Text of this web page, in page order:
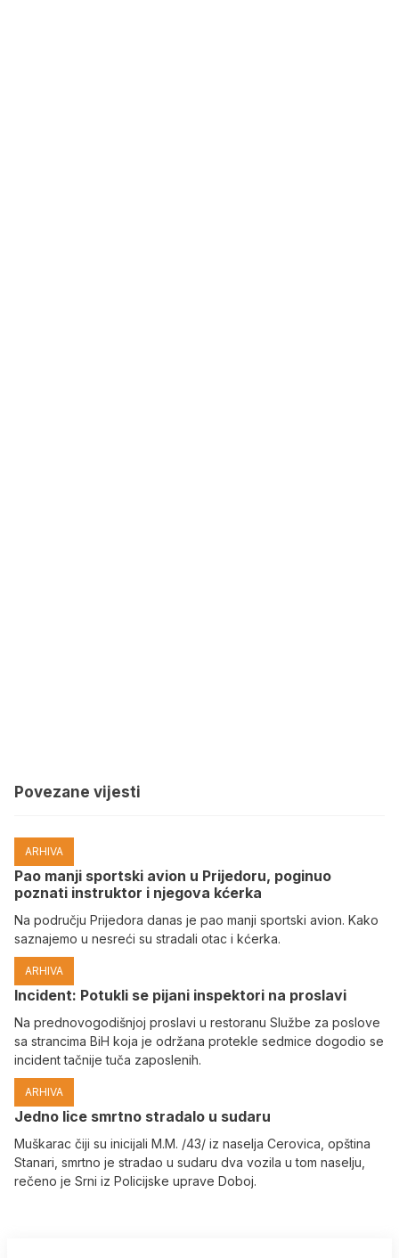
Povezane vijesti
ARHIVA
Pao manji sportski avion u Prijedoru, poginuo
poznati instruktor i njegova kćerka
Na području Prijedora danas je pao manji sportski avion. Kako
saznajemo u nesreći su stradali otac i kćerka.
ARHIVA
Incident: Potukli se pijani inspektori na proslavi
Na prednovogodišnjoj proslavi u restoranu Službe za poslove
sa strancima BiH koja je održana protekle sedmice dogodio se
incident tačnije tuča zaposlenih.
ARHIVA
Јedno lice smrtno stradalo u sudaru
Muškarac čiji su inicijali M.M. /43/ iz naselja Cerovica, opština
Stanari, smrtno je stradao u sudaru dva vozila u tom naselju,
rečeno je Srni iz Policijske uprave Doboj.